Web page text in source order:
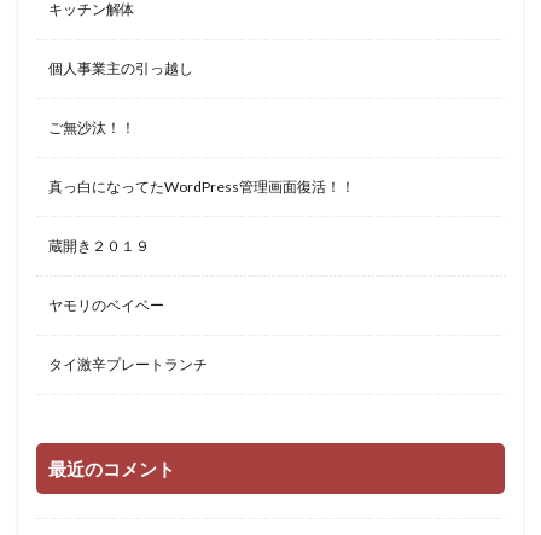
キッチン解体
個人事業主の引っ越し
ご無沙汰！！
真っ白になってたWordPress管理画面復活！！
蔵開き２０１９
ヤモリのベイベー
タイ激辛プレートランチ
最近のコメント